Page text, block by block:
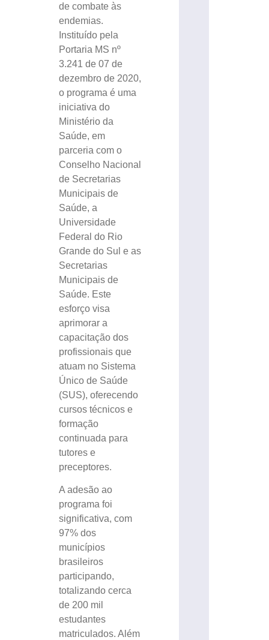
de combate às
endemias.
Instituído pela
Portaria MS nº
3.241 de 07 de
dezembro de 2020,
o programa é uma
iniciativa do
Ministério da
Saúde, em
parceria com o
Conselho Nacional
de Secretarias
Municipais de
Saúde, a
Universidade
Federal do Rio
Grande do Sul e as
Secretarias
Municipais de
Saúde. Este
esforço visa
aprimorar a
capacitação dos
profissionais que
atuam no Sistema
Único de Saúde
(SUS), oferecendo
cursos técnicos e
formação
continuada para
tutores e
preceptores.
A adesão ao
programa foi
significativa, com
97% dos
municípios
brasileiros
participando,
totalizando cerca
de 200 mil
estudantes
matriculados. Além